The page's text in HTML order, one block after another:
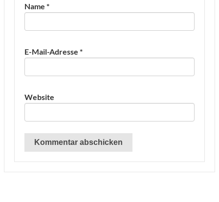
Name *
E-Mail-Adresse *
Website